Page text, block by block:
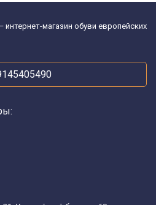
магазин обуви европейских